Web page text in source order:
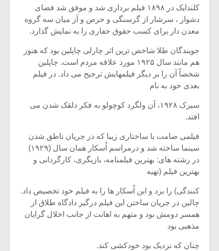
کلندایک در ۱۸۹۸ فیلم برداری شد و موفق شد فضای
دشوار ، سرشار از گرسنگی و حرص و آز میان سه گروه
معدن دار برای کسب حقوق حفاری را به نمایش گذارد.
جویندگان طلا شاخص ترین اثر چارلی چاپلین بود که هنوز
هم مانند سال ۱۹۲۵ مورد علاقه مردم است. چاپلین
شخصاً آن را بر دیگر فیلمهایش ترجیح می داد. در فیلم
بعدی خود به نام
سیرک ۱۹۲۸، آن ولگرد کوچولو به فکر دلقک شدن می
افتد.
فیلمی صامت با ساختاری زیبا که در جریان ناطق شدن
سینما ساخته شد و درمراسم اُسکار همان سال (۱۹۲۹)
در رشته های: بهترین فیلمنامه، بازیگری، کارگردانی و
بهترین فیلم (تهیه
کنندگی) را برد و این اُسکار ها را به فیلم خود تخصیص داد.
چالین در جریان ساختن این فیلم درگیر دادگاه طلاق از
همسر دومش بود و متهم به اهانت از جانب اخلال گرایان
مذهبی بود
چنان که نزدیک بود خودکشی کند.